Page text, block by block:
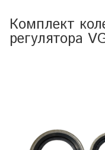
Комплект
регулятора